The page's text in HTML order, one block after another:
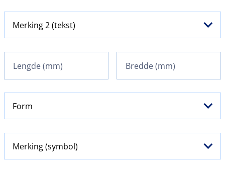
Merking 2 (tekst)
Form
Merking (symbol)